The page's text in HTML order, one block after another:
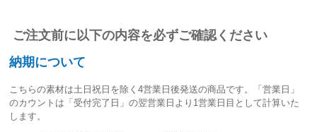
ご注文前に以下の内容を必ずご確認ください
納期について
こちらの素材は土日祝日を除く4営業日後発送の商品です。「営業日」
のカウントは「受付完了日」の翌営業日より1営業日目として計算いた
します。